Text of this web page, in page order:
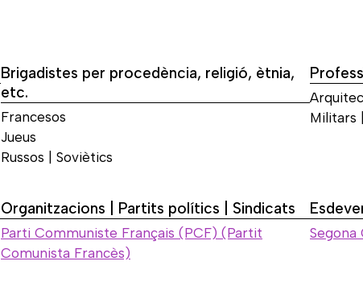
Brigadistes per procedència, religió, ètnia,
etc.
Francesos
Jueus
Russos | Soviètics
Militars
Organitzacions | Partits polítics | Sindicats
Parti Communiste Français (PCF) (Partit
Comunista Francès)
Segona